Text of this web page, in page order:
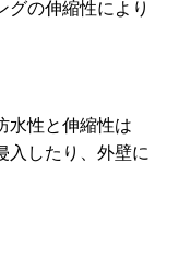
グの伸縮性により
水性と伸縮性は
入したり、外壁に